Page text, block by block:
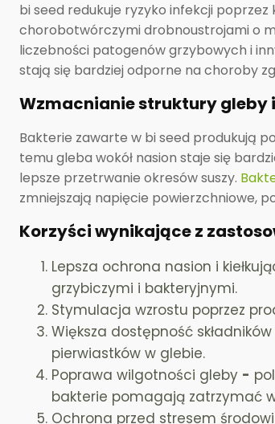
bi seed redukuje ryzyko infekcji
chorobotwórczymi drobnoustrojami o
liczebności patogenów grzybowych i
stają się bardziej odporne na choroby
Wzmacnianie struktury
Bakterie zawarte w bi seed produkują
temu gleba wokół nasion staje się
lepsze przetrwanie okresów suszy.
zmniejszają napięcie powierzchniowe,
Korzyści wynikające z
Lepsza ochrona nasion i
grzybiczymi i bakteryjnymi.
Stymulacja wzrostu poprzez
Większa dostępność
pierwiastków w glebie.
Poprawa wilgotności gleby -
bakterie pomagają zatrzymać
Ochrona przed stresem